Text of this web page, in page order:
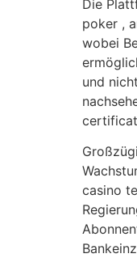
Die
poker ,
wobei
und
casino